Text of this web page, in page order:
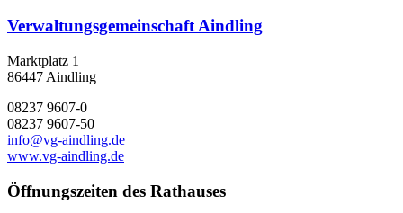
Verwaltungsgemeinschaft Aindling
Marktplatz 1
86447 Aindling
08237 9607-0
08237 9607-50
info@vg-aindling.de
www.vg-aindling.de
Öffnungszeiten des Rathauses